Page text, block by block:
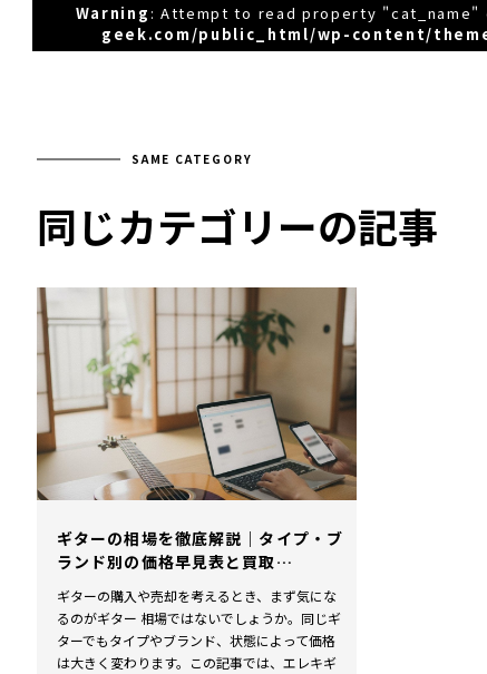
Warning : Attempt to read property
geek.com/public_html/wp-content/
SAME CATEGORY
同じカテゴリーの記事
ギターの相場を徹底解説｜タイプ・ブ
ランド別の価格早見表と買取…
ギターの購入や売却を考えるとき、まず気にな
るのがギター 相場ではないでしょうか。同じギ
ターでもタイプやブランド、状態によって価格
は大きく変わります。この記事では、エレキギ